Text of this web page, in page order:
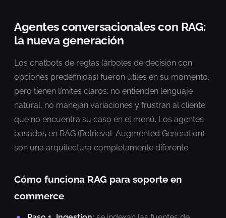
Agentes conversacionales con RAG:
la nueva generación
Los chatbots de reglas (árboles de decisión con
opciones predefinidas) fueron útiles en su momento,
pero tienen límites claros: no entienden lenguaje
natural, no manejan variaciones y frustran al cliente
que no encuentra su caso en el menú. Los agentes
basados en RAG (Retrieval-Augmented Generation)
son una arquitectura completamente diferente.
Cómo funciona RAG para soporte en
commerce